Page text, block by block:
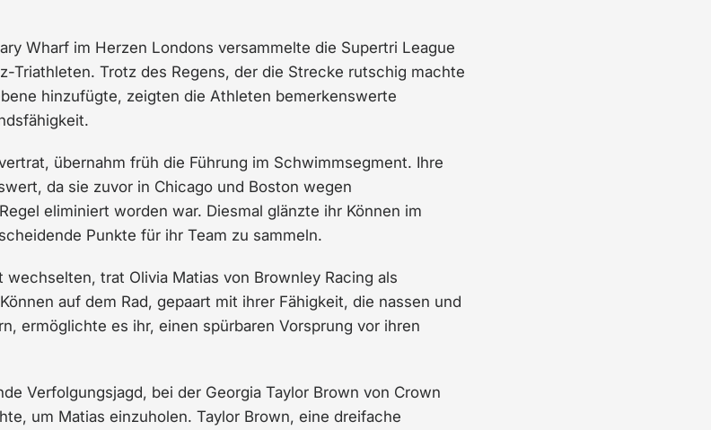
Wharf im Herzen Londons versammelte die Supertri League
Triathleten. Trotz des Regens, der die Strecke rutschig machte
hinzufügte, zeigten die Athleten bemerkenswerte
übernahm früh die Führung im Schwimmsegment. Ihre
da sie zuvor in Chicago und Boston wegen
eliminiert worden war. Diesmal glänzte ihr Können im
Punkte für ihr Team zu sammeln.
trat Olivia Matias von Brownley Racing als
auf dem Rad, gepaart mit ihrer Fähigkeit, die nassen und
ermöglichte es ihr, einen spürbaren Vorsprung vor ihren
Verfolgungsjagd, bei der Georgia Taylor Brown von Crown
um Matias einzuholen. Taylor Brown, eine dreifache